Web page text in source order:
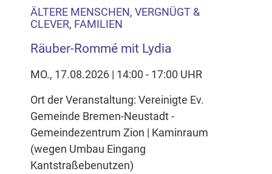
ÄLTERE MENSCHEN, VERGNÜGT &
CLEVER, FAMILIEN
Räuber-Rommé mit Lydia
MO., 17.08.2026 | 14:00 - 17:00 UHR
Ort der Veranstaltung: Vereinigte Ev.
Gemeinde Bremen-Neustadt -
Gemeindezentrum Zion | Kaminraum
(wegen Umbau Eingang
Kantstraßebenutzen)